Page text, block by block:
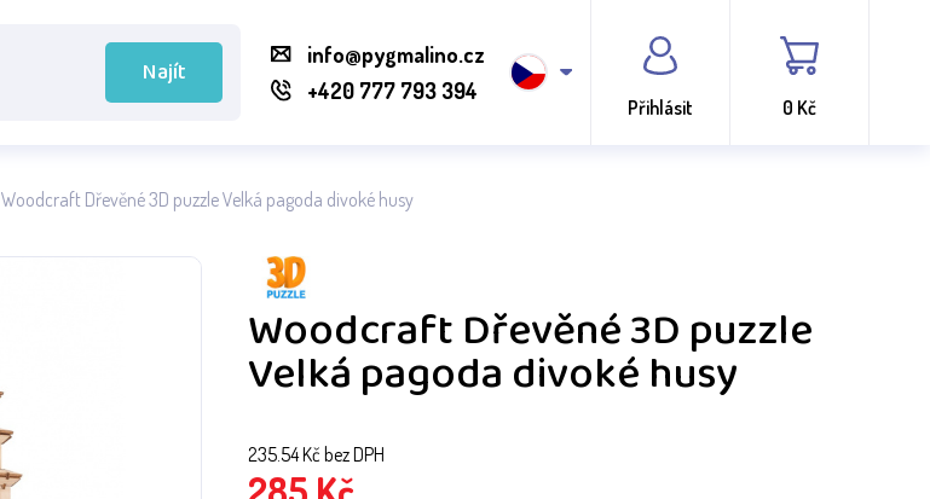
Najít
info@pygmalino.cz
+420 777 793 394
Přihlásit 0 Kč
Woodcraft Dřevěné 3D puzzle Velká pagoda divoké husy
Woodcraft Dřevěné 3D puzzle
Velká pagoda divoké husy
235.54Kč bez DPH